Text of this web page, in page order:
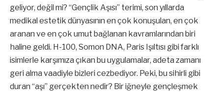
geliyor, değil mi? “Gençlik Aşısı” terimi, son yıllarda
medikal estetik dünyasının en çok konuşulan, en çok
aranan ve en çok umut bağlanan kavramlarından biri
haline geldi. H-100, Somon DNA, Paris Işıltısı gibi farklı
isimlerle karşımıza çıkan bu uygulamalar, adeta zamanı
geri alma vaadiyle bizleri cezbediyor. Peki, bu sihirli gibi
duran “aşı” gerçekten nedir? Bir iğneyle gençleşmek